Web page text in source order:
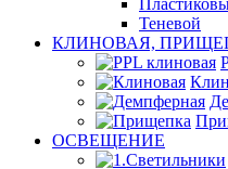
Теневой
КЛИНОВАЯ,
ОСВЕЩЕНИЕ